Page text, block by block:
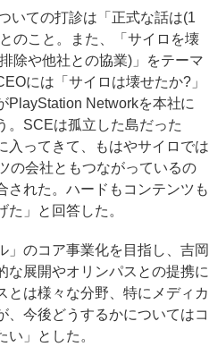
いての打診は「正式な話は(1
のこと。また、「サイロを壊
除や他社との協業)」をテーマ
には「サイロは壊せたか?」
PlayStation Networkを本社に
。SCEは孤立した島だった
入ってきて、もはやサイロでは
の会社ともつながっているの
された。ハードもコンテンツも
」と回答した。
のコア事業化を目指し、吉岡
な展開やオリンパスとの提携に
とは様々な分野、特にメディカ
、今後どうするかについてはコ
い」とした。